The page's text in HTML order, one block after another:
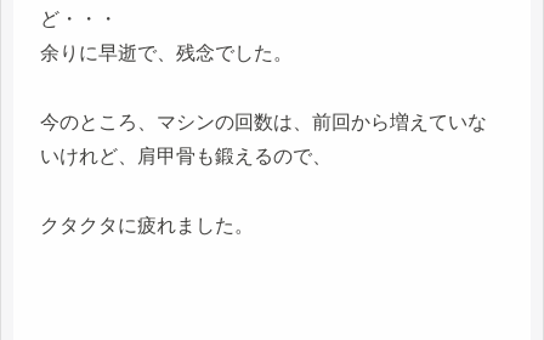
ど・・・
余りに早逝で、残念でした。
今のところ、マシンの回数は、前回から増えていな
いけれど、肩甲骨も鍛えるので、
クタクタに疲れました。